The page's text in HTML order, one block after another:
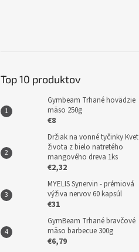
Top 10 produktov
Gymbeam Trhané hovädzie
mäso 250g
€8
Držiak na vonné tyčinky Kvet
života z bielo natretého
mangového dreva 1ks
€2,32
MYELIS Synervin - prémiová
výživa nervov 60 kapsúl
€31
GymBeam Trhané bravčové
mäso barbecue 300g
€6,79